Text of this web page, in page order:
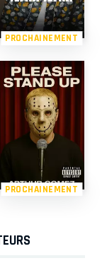
PROCHAINEMENT
PROCHAINEMENT